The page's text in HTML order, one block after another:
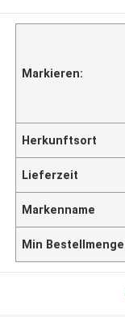
Markieren:
Herkunftsort
Lieferzeit
Markenname
Min Bestellmenge